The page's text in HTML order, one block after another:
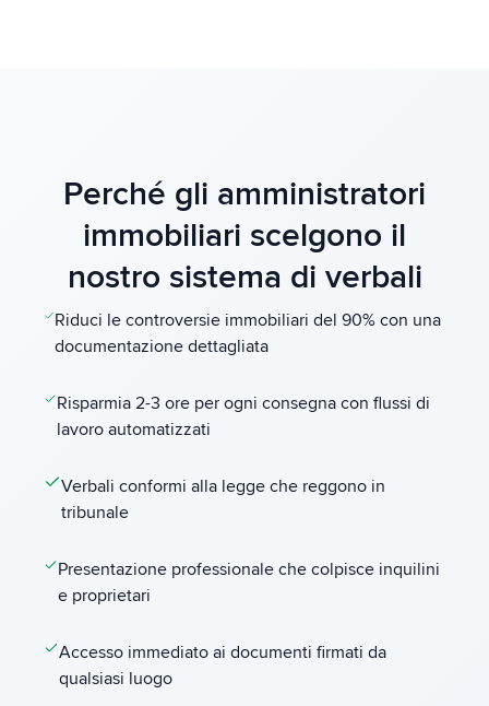
Perché gli amministratori
immobiliari scelgono il
nostro sistema di verbali
Riduci le controversie immobiliari del 90% con una
documentazione dettagliata
Risparmia 2-3 ore per ogni consegna con flussi di
lavoro automatizzati
Verbali conformi alla legge che reggono in
tribunale
Presentazione professionale che colpisce inquilini
e proprietari
Accesso immediato ai documenti firmati da
qualsiasi luogo